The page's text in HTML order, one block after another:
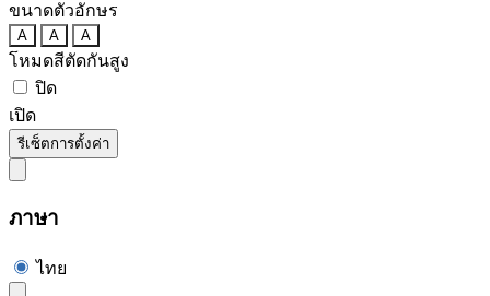
ขนาดตัวอักษร
A A A
โหมดสีตัดกันสูง
ปิด
เปิด
รีเซ็ตการตั้งค่า
ภาษา
ไทย